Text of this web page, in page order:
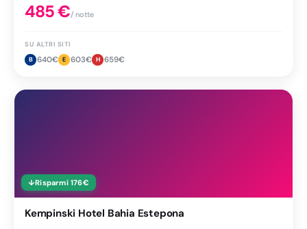
485€/ notte
SU ALTRI SITI
B 640€ E 603€ H 659€
↓Risparmi 176€
Kempinski Hotel Bahia Estepona